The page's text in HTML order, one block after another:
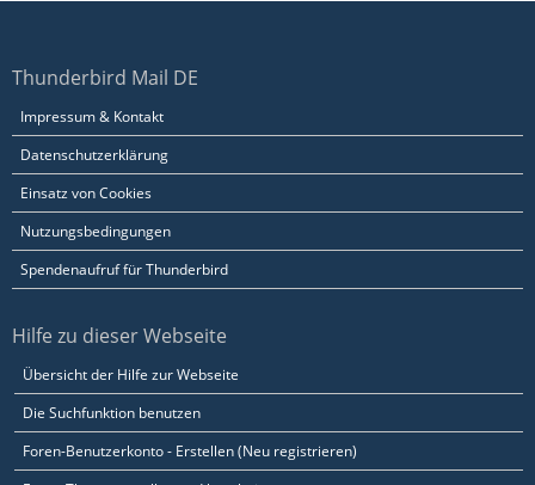
Thunderbird Mail DE
Impressum & Kontakt
Datenschutzerklärung
Einsatz von Cookies
Nutzungsbedingungen
Spendenaufruf für Thunderbird
Hilfe zu dieser Webseite
Übersicht der Hilfe zur Webseite
Die Suchfunktion benutzen
Foren-Benutzerkonto - Erstellen (Neu registrieren)